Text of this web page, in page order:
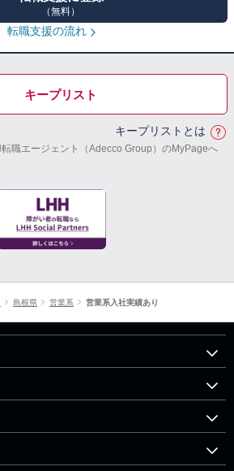
（無料）
転職支援の流れ
キープリスト
キープリストとは
職エージェント（Adecco Group）のMyPageへ
島根県 営業系 営業系入社実績あり